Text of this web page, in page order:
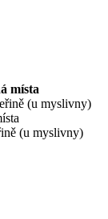
místa
(u myslivny)
(u myslivny)